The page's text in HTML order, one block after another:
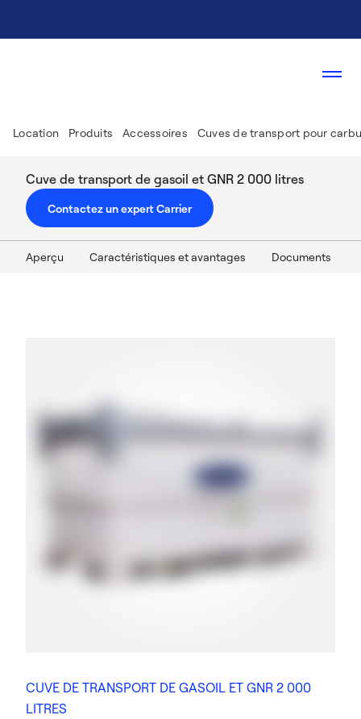
Location Produits Accessoires Cuves de transport pour
Cuve de transport de gasoil et GNR 2 000 litres
Contactez un expert Carrier
Aperçu Caractéristiques et avantages Documents
CUVE DE TRANSPORT DE GASOIL ET GNR 2 000
LITRES